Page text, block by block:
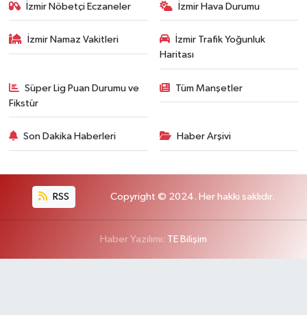
İzmir Nöbetçi Eczaneler İzmir Hava Durumu
İzmir Namaz Vakitleri
İzmir Trafik Yoğunluk
Haritası
Süper Lig Puan Durumu ve
Fikstür
Tüm Manşetler
Son Dakika Haberleri Haber Arşivi
RSS Copyright © 2024. Her hakkı saklıdır.
Haber Yazılımı: TE Bilişim